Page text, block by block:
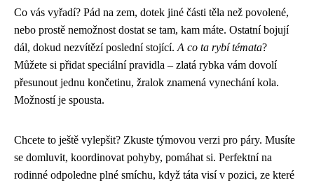
Co vás vyřadí? Pád na zem, dotek jiné části těla než povolené,
nebo prostě nemožnost dostat se tam, kam máte. Ostatní bojují
dál, dokud nezvítězí poslední stojící. A co ta rybí témata?
Můžete si přidat speciální pravidla – zlatá rybka vám dovolí
přesunout jednu končetinu, žralok znamená vynechání kola.
Možností je spousta.
Chcete to ještě vylepšit? Zkuste týmovou verzi pro páry. Musíte
se domluvit, koordinovat pohyby, pomáhat si. Perfektní na
rodinné odpoledne plné smíchu, když táta visí v pozici, ze které